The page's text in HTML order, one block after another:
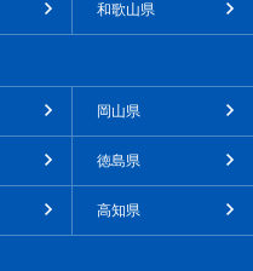
和歌山県
岡山県
徳島県
高知県